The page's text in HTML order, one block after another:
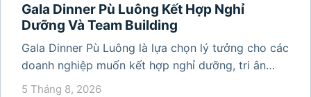
Gala Dinner Pù Luông Kết Hợp Nghỉ
Dưỡng Và Team Building
Gala Dinner Pù Luông là lựa chọn lý tưởng cho các
doanh nghiệp muốn kết hợp nghỉ dưỡng, tri ân
nhân viên và xây dựng tinh thần đồng đội trong
5 Tháng 8, 2026